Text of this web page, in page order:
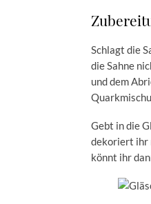
Schlagt die
die Sahne
und dem
Gebt in die
dekoriert ihr
könnt ihr